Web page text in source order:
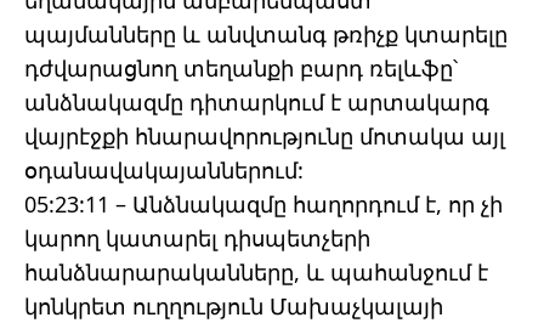
պայմանները և անվտանգ թռիչք կտարելը
դժվարացնող տեղանքի բարդ ռելևֆը՝
անձնակազմը դիտարկում է արտակարգ
վայրէջքի հնարավորությունը մոտակա այլ
օդանավակայաններում:
05:23:11 – Անձնակազմը հաղորդում է, որ չի
կարող կատարել դիսպետչերի
հանձնարարականները, և պահանջում է
կոնկրետ ուղղություն Մախաչկալայի